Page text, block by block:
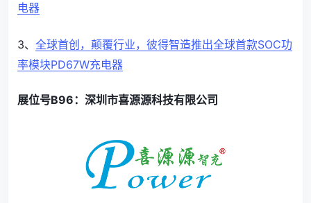
电器
3、 全球首创，颠覆行业，彼得智造推出全球首款SOC功
率模块PD67W充电器
展位号B96：深圳市喜源源科技有限公司